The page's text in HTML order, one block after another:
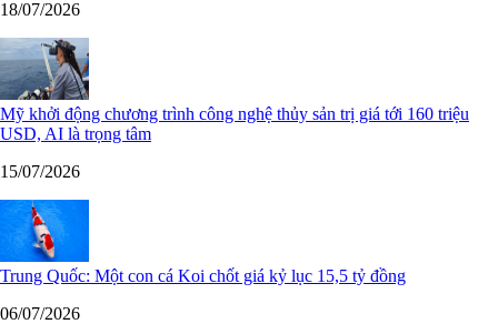
18/07/2026
Mỹ khởi động chương trình công nghệ thủy sản trị giá tới 160 triệu
USD, AI là trọng tâm
15/07/2026
Trung Quốc: Một con cá Koi chốt giá kỷ lục 15,5 tỷ đồng
06/07/2026